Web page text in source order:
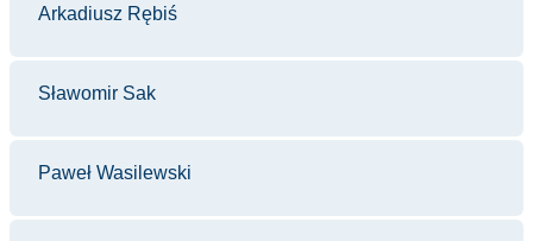
Arkadiusz Rębiś
Sławomir Sak
Paweł Wasilewski